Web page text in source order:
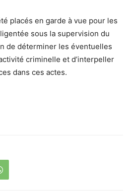
placés en garde à vue pour les
sous la supervision du
de déterminer les éventuelles
criminelle et d’interpeller
dans ces actes.